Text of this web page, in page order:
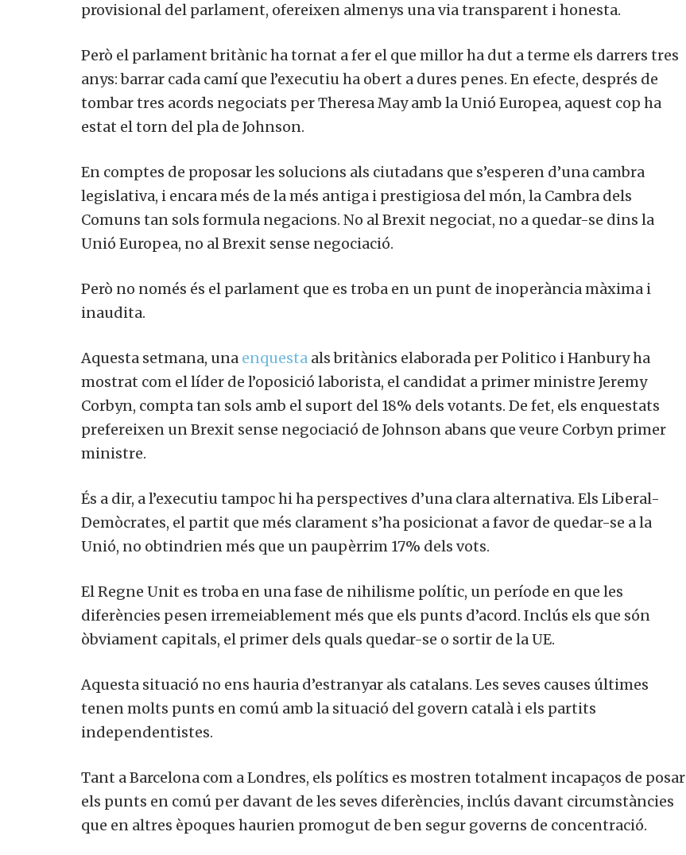
provisional del parlament, ofereixen almenys una via transparent i honesta.
Però el parlament britànic ha tornat a fer el que millor ha dut a terme els darrers tres
anys: barrar cada camí que l’executiu ha obert a dures penes. En efecte, després de
tombar tres acords negociats per Theresa May amb la Unió Europea, aquest cop ha
estat el torn del pla de Johnson.
En comptes de proposar les solucions als ciutadans que s’esperen d’una cambra
legislativa, i encara més de la més antiga i prestigiosa del món, la Cambra dels
Comuns tan sols formula negacions. No al Brexit negociat, no a quedar-se dins la
Unió Europea, no al Brexit sense negociació.
Però no només és el parlament que es troba en un punt de inoperància màxima i
inaudita.
Aquesta setmana, una enquesta als britànics elaborada per Politico i Hanbury ha
mostrat com el líder de l’oposició laborista, el candidat a primer ministre Jeremy
Corbyn, compta tan sols amb el suport del 18% dels votants. De fet, els enquestats
prefereixen un Brexit sense negociació de Johnson abans que veure Corbyn primer
ministre.
És a dir, a l’executiu tampoc hi ha perspectives d’una clara alternativa. Els Liberal-
Demòcrates, el partit que més clarament s’ha posicionat a favor de quedar-se a la
Unió, no obtindrien més que un paupèrrim 17% dels vots.
El Regne Unit es troba en una fase de nihilisme polític, un període en que les
diferències pesen irremeiablement més que els punts d’acord. Inclús els que són
òbviament capitals, el primer dels quals quedar-se o sortir de la UE.
Aquesta situació no ens hauria d’estranyar als catalans. Les seves causes últimes
tenen molts punts en comú amb la situació del govern català i els partits
independentistes.
Tant a Barcelona com a Londres, els polítics es mostren totalment incapaços de posar
els punts en comú per davant de les seves diferències, inclús davant circumstàncies
que en altres èpoques haurien promogut de ben segur governs de concentració.